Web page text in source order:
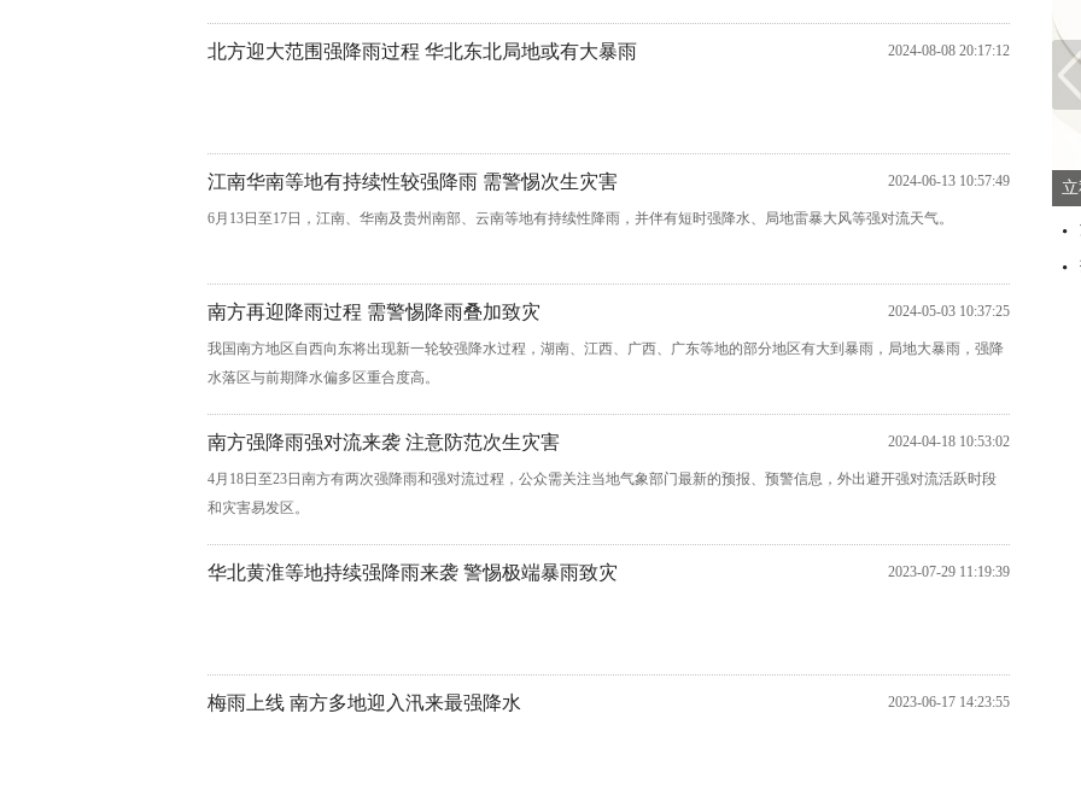
2024-08-08 20:17:12
北方迎大范围强降雨过程 华北东北局地或有大暴雨
2024-06-13 10:57:49
江南华南等地有持续性较强降雨 需警惕次生灾害
6月13日至17日，江南、华南及贵州南部、云南等地有持续性降雨，并伴有短时强降水、局地雷暴大风等强对流天气。
2024-05-03 10:37:25
南方再迎降雨过程 需警惕降雨叠加致灾
我国南方地区自西向东将出现新一轮较强降水过程，湖南、江西、广西、广东等地的部分地区有大到暴雨，局地大暴雨，强降
水落区与前期降水偏多区重合度高。
2024-04-18 10:53:02
南方强降雨强对流来袭 注意防范次生灾害
4月18日至23日南方有两次强降雨和强对流过程，公众需关注当地气象部门最新的预报、预警信息，外出避开强对流活跃时段
和灾害易发区。
2023-07-29 11:19:39
华北黄淮等地持续强降雨来袭 警惕极端暴雨致灾
2023-06-17 14:23:55
梅雨上线 南方多地迎入汛来最强降水